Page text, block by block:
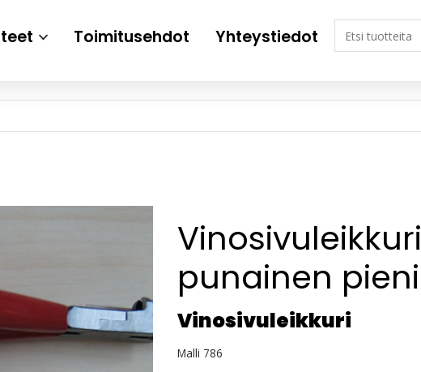
Toimitusehdot Yhteystiedot
Vinosivuleikkuri
punainen
Vinosivuleikkuri
Malli 786